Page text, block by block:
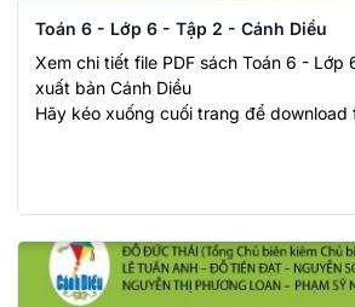
Toán 6 - Lớp 6 - Tập 2 - Cánh Diều
Xem chi tiết file PDF sách Toán 6 - Lớp
xuất bản Cánh Diều
Hãy kéo xuống cuối trang để download